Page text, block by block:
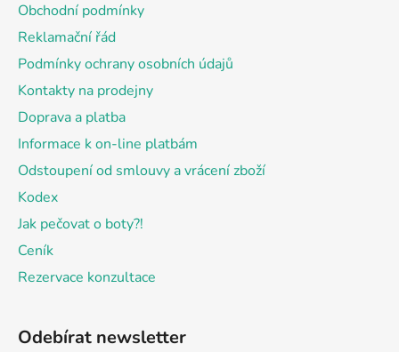
Obchodní podmínky
Reklamační řád
Podmínky ochrany osobních údajů
Kontakty na prodejny
Doprava a platba
Informace k on-line platbám
Odstoupení od smlouvy a vrácení zboží
Kodex
Jak pečovat o boty?!
Ceník
Rezervace konzultace
Odebírat newsletter